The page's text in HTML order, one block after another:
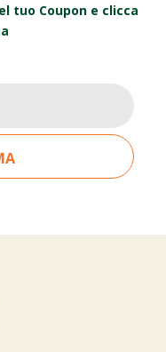
tuo Coupon e clicca